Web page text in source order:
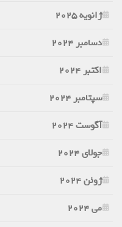
ژانویه 2025
دسامبر 2024
اکتبر 2024
سپتامبر 2024
آگوست 2024
جولای 2024
ژوئن 2024
می 2024